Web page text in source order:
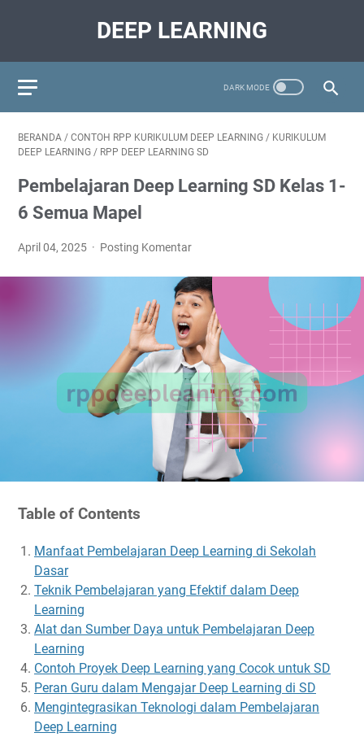
DEEP LEARNING
BERANDA / CONTOH RPP KURIKULUM DEEP LEARNING / KURIKULUM
DEEP LEARNING / RPP DEEP LEARNING SD
Pembelajaran Deep Learning SD Kelas 1-
6 Semua Mapel
April 04, 2025 Posting Komentar
Table of Contents
Manfaat Pembelajaran Deep Learning di Sekolah
Dasar
Teknik Pembelajaran yang Efektif dalam Deep
Learning
Alat dan Sumber Daya untuk Pembelajaran Deep
Learning
Contoh Proyek Deep Learning yang Cocok untuk SD
Peran Guru dalam Mengajar Deep Learning di SD
Mengintegrasikan Teknologi dalam Pembelajaran
Deep Learning